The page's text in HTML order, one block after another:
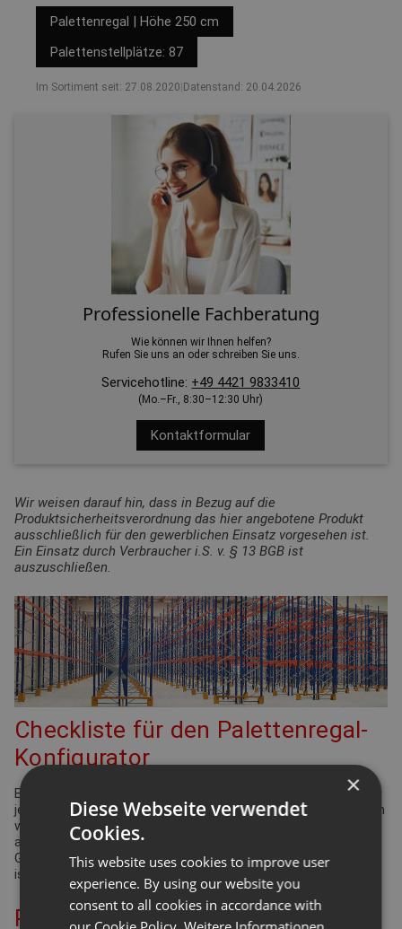
Palettenregal | Höhe 250 cm
Palettenstellplätze: 87
Im Sortiment seit: 27.08.2020 Datenstand: 20.04.2026
Professionelle Fachberatung
Wie können wir Ihnen helfen?
Rufen Sie uns an oder schreiben Sie uns.
Servicehotline: +49 4421 9833410
(Mo.–Fr., 8:30–12:30 Uhr)
Kontaktformular
Wir weisen darauf hin, dass in Bezug auf die
Produktsicherheitsverordnung das hier angebotene Produkt
ausschließlich für den gewerblichen Einsatz vorgesehen ist.
Ein Einsatz durch Verbraucher i.S. v. § 13 BGB ist
auszuschließen.
Checkliste für den Palettenregal-
Konfigurator
Bei der Planung Ihrer Regalanlage für Palettenregale gibt es
jede Menge Punkte zu überprüfen und einzuhalten. Viele davon
werden durch die Arbeitsstättenverordnung geregelt. Aber
auch Ergonomie und Effizienz spielen eine bedeutende Rolle.
Gleiches gilt für die Funktionsdefinition des Lagers: Wie hoch
ist der Warenumschlag? Wie groß ist die Produktvielfalt?
Planung Ihrer Palettenregal-
×
Diese Webseite verwendet
Cookies.
This website uses cookies to improve user
experience. By using our website you
consent to all cookies in accordance with